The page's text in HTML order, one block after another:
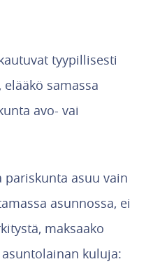
tyypillisesti
samassa
avo- vai
asuu vain
asunnossa, ei
maksaako
kuluja: